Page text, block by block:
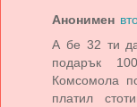
Анонимен
А бе 32 ти
подарък
Комсомола
платил